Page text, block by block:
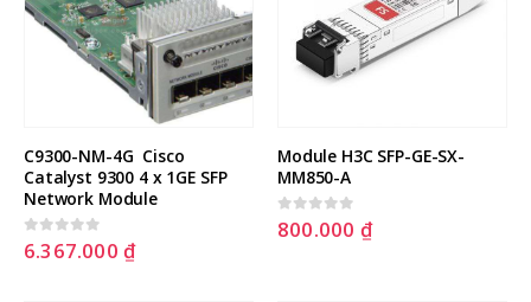
C9300-NM-4G  Cisco
Catalyst 9300 4 x 1GE SFP
Network Module
0out of 5
6.367.000 ₫
Module H3C SFP-GE-SX-
MM850-A
0out of 5
800.000 ₫